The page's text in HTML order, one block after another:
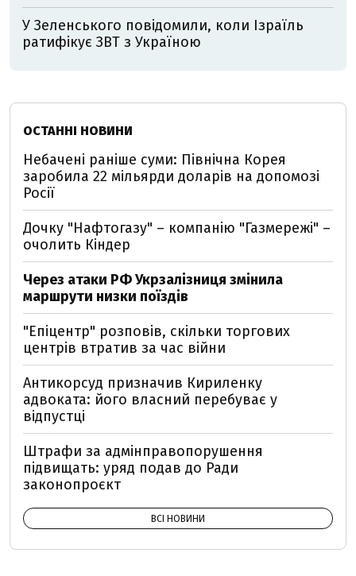
У Зеленського повідомили, коли Ізраїль
ратифікує ЗВТ з Україною
ОСТАННІ НОВИНИ
Небачені раніше суми: Північна Корея
заробила 22 мільярди доларів на допомозі
Росії
Дочку "Нафтогазу" – компанію "Газмережі" –
очолить Кіндер
Через атаки РФ Укрзалізниця змінила
маршрути низки поїздів
"Епіцентр" розповів, скільки торгових
центрів втратив за час війни
Антикорсуд призначив Кириленку
адвоката: його власний перебуває у
відпустці
Штрафи за адмінправопорушення
підвищать: уряд подав до Ради
законопроєкт
ВСІ НОВИНИ